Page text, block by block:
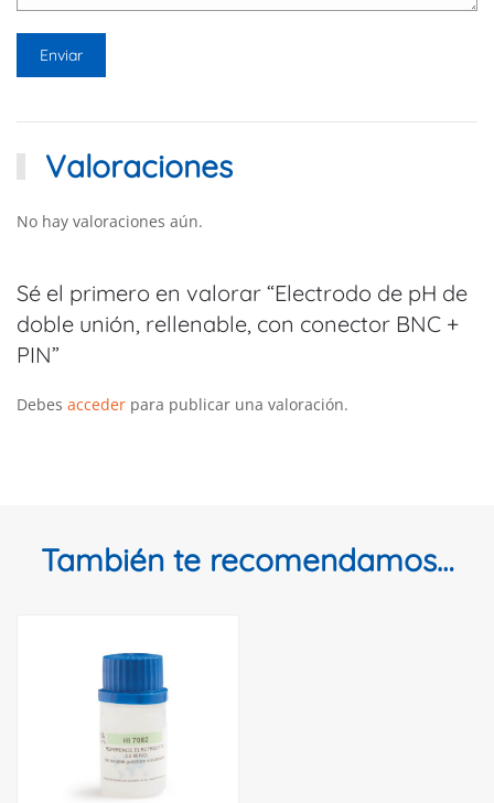
Valoraciones
No hay valoraciones aún.
Sé el primero en valorar “Electrodo de pH de
doble unión, rellenable, con conector BNC +
PIN”
Debes acceder para publicar una valoración.
También te recomendamos…